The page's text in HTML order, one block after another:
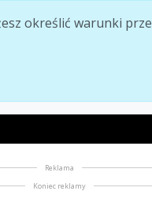
określić warunki
Reklama
Koniec reklamy